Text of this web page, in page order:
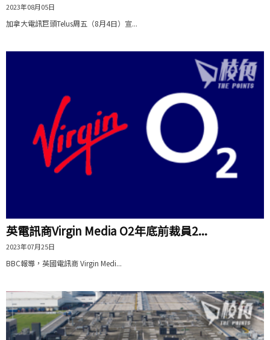
2023年08月05日
加拿大電訊巨頭Telus周五（8月4日）宣...
英電訊商Virgin Media O2年底前裁員2...
2023年07月25日
BBC報導，英國電訊商 Virgin Medi...